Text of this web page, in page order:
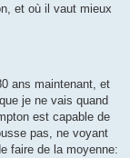
et où il vaut mieux
ans maintenant, et
je ne vais quand
est capable de
pas, ne voyant
faire de la moyenne: